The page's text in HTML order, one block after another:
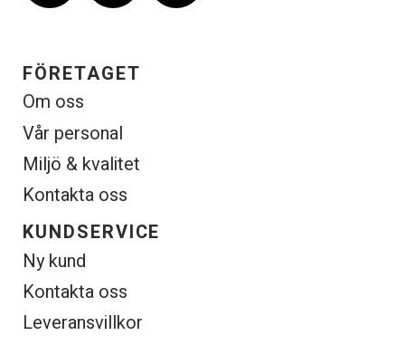
FÖRETAGET
Om oss
Vår personal
Miljö & kvalitet
Kontakta oss
KUNDSERVICE
Ny kund
Kontakta oss
Leveransvillkor